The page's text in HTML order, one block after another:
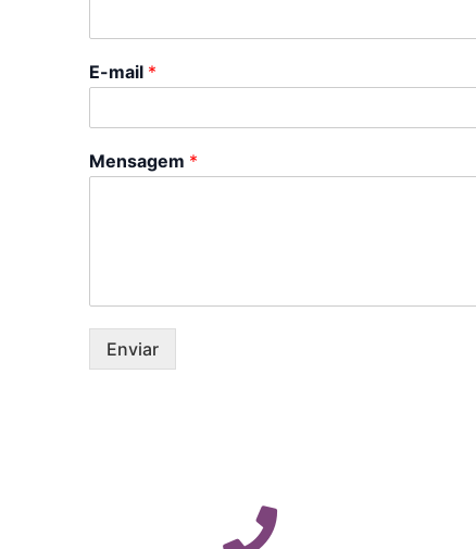
E-mail *
Mensagem *
Enviar